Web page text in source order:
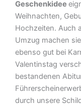
Geschenkidee
Weihnachten,
Hochzeiten. Auch
Umzug machen
ebenso gut bei
Valentinstag
bestandenen
durch unsere